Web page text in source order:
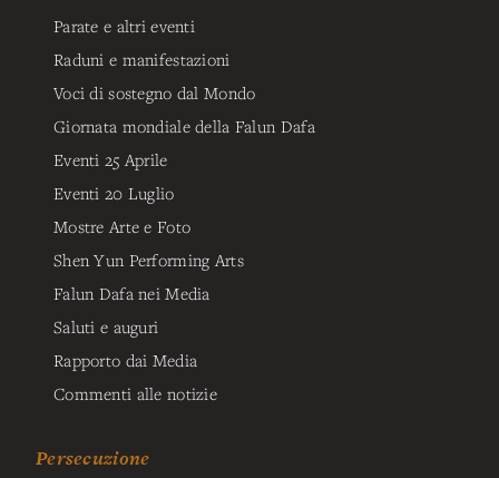
Parate e altri eventi
Raduni e manifestazioni
Voci di sostegno dal Mondo
Giornata mondiale della Falun Dafa
Eventi 25 Aprile
Eventi 20 Luglio
Mostre Arte e Foto
Shen Yun Performing Arts
Falun Dafa nei Media
Saluti e auguri
Rapporto dai Media
Commenti alle notizie
Persecuzione